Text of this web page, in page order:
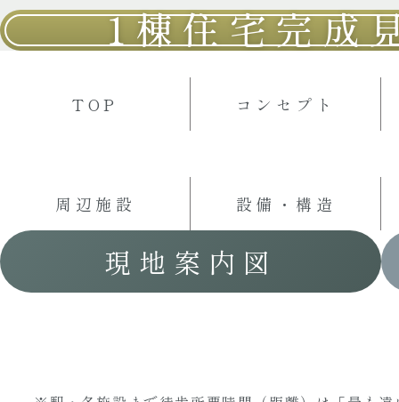
1棟住宅完成
TOP コンセプト
周辺施設 設備・構造
現地案内図